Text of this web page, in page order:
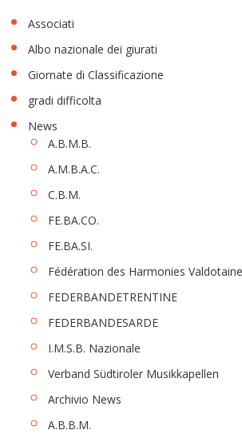
Associati
Albo nazionale dei giurati
Giornate di Classificazione
gradi difficolta
News
A.B.M.B.
A.M.B.A.C.
C.B.M.
FE.BA.CO.
FE.BA.SI.
Fédération des Harmonies
FEDERBANDETRENTINE
FEDERBANDESARDE
I.M.S.B. Nazionale
Verband Südtiroler Musikkapellen
Archivio News
A.B.B.M.